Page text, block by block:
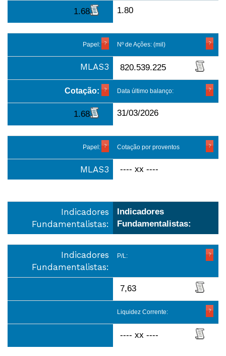
1.68 1.80
Papel: Nº de Ações: (mil)
MLAS3 820.539.225
Cotação: Data último balanço:
1.68 31/03/2026
Papel: Cotação por proventos
MLAS3 ---- xx ----
Indicadores
Fundamentalistas:
Indicadores
Fundamentalistas:
Indicadores
Fundamentalistas:
P/L:
7,63
Liquidez Corrente:
---- xx ----